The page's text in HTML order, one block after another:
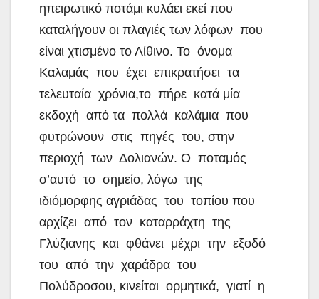
ηπειρωτικό ποτάμι κυλάει εκεί που
καταλήγουν οι πλαγιές των λόφων που
είναι χτισμένο το Λίθινο. Το όνομα
Καλαμάς που έχει επικρατήσει τα
τελευταία χρόνια,το πήρε κατά μία
εκδοχή από τα πολλά καλάμια που
φυτρώνουν στις πηγές του, στην
περιοχή των Δολιανών. Ο ποταμός
σ’αυτό το σημείο, λόγω της
ιδιόμορφης αγριάδας του τοπίου που
αρχίζει από τον καταρράχτη της
Γλύζιανης και φθάνει μέχρι την εξοδό
του από την χαράδρα του
Πολύδροσου, κινείται ορμητικά, γιατί η